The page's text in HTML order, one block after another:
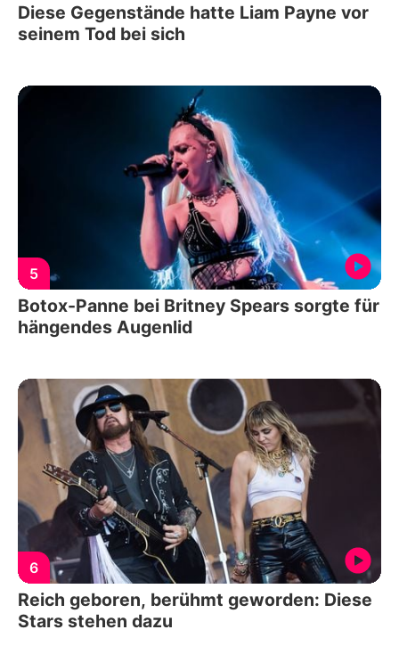
Diese Gegenstände hatte Liam Payne vor
seinem Tod bei sich
5
Botox-Panne bei Britney Spears sorgte für
hängendes Augenlid
6
Reich geboren, berühmt geworden: Diese
Stars stehen dazu